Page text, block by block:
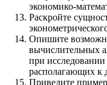
экономико-
Раскройте
Опишите
вычислительных
при
располагающих к
Приведите